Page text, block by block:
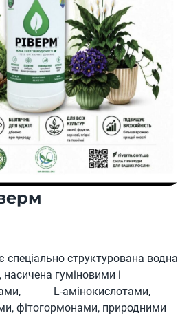
спеціально структурована водна
насичена гуміновими і
L-амінокислотами,
фітогормонами, природними